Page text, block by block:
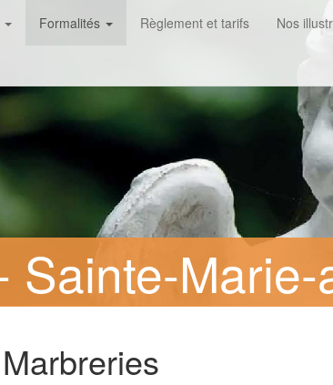
Formalités Règlement et tarifs Nos
Sainte-